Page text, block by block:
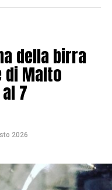
della birra
di Malto
7
2026